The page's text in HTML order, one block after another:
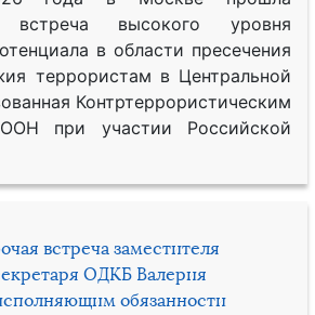
встреча высокого уровня
в области пресечения
террористам в Центральной
Контртеррористическим
при участии Российской
встреча заместителя
ОДКБ Валерия
обязанности